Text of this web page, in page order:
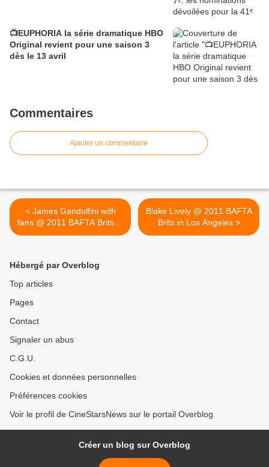
📺EUPHORIA la série dramatique HBO
Original revient pour une saison 3
dès le 13 avril
Commentaires
Ajouter un commentaire
< James Gandolfini with
fans @ 2011 BAFTA Brits in
Los Angeles
Blake Lively @ 2011 BAFTA
Brits in Los Angeles >
Hébergé par Overblog
Top articles
Pages
Contact
Signaler un abus
C.G.U.
Cookies et données personnelles
Préférences cookies
Voir le profil de CineStarsNews sur le portail Overblog
Créer un blog sur Overblog